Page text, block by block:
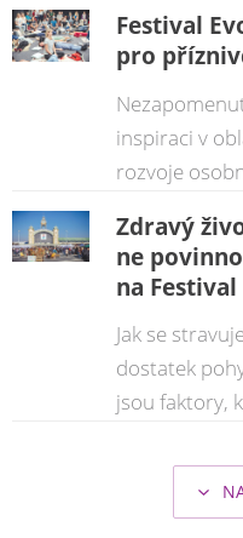
Festival
pro
inspiraci v
rozvoje
Zdravý
ne
na
Jak se
dostatek
jsou faktory,